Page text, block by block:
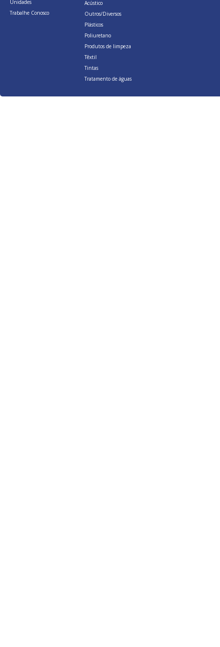
Unidades
Trabalhe Conosco
Acústico
Outros/Diversos
Plásticos
Poliuretano
Produtos de limpeza
Têxtil
Tintas
Tratamento de águas